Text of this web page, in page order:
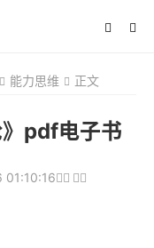
能力思维 正文
》pdf电子书
01:10:16